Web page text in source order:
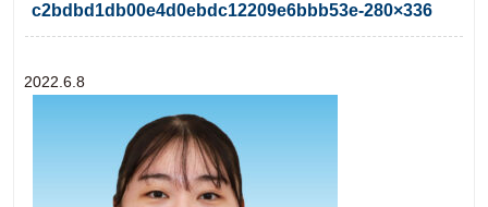
c2bdbd1db00e4d0ebdc12209e6bbb53e-280×336
2022.6.8